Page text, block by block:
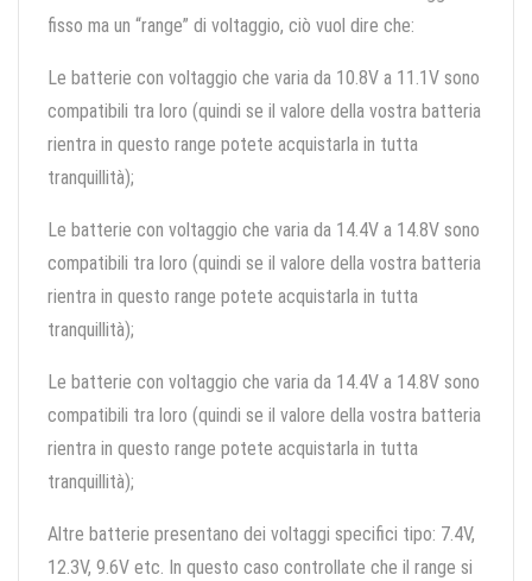
fisso ma un “range” di voltaggio, ciò vuol dire che:
Le batterie con voltaggio che varia da 10.8V a 11.1V sono
compatibili tra loro (quindi se il valore della vostra batteria
rientra in questo range potete acquistarla in tutta
tranquillità);
Le batterie con voltaggio che varia da 14.4V a 14.8V sono
compatibili tra loro (quindi se il valore della vostra batteria
rientra in questo range potete acquistarla in tutta
tranquillità);
Le batterie con voltaggio che varia da 14.4V a 14.8V sono
compatibili tra loro (quindi se il valore della vostra batteria
rientra in questo range potete acquistarla in tutta
tranquillità);
Altre batterie presentano dei voltaggi specifici tipo: 7.4V,
12.3V, 9.6V etc. In questo caso controllate che il range si